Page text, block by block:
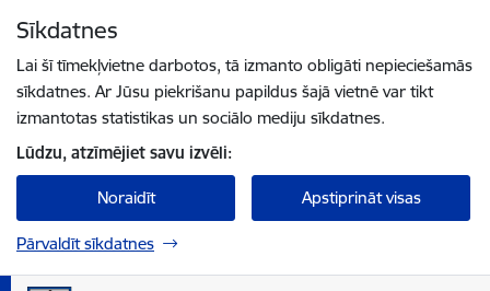
Sīkdatnes
Lai šī tīmekļvietne darbotos, tā izmanto obligāti nepieciešamās
sīkdatnes. Ar Jūsu piekrišanu papildus šajā vietnē var tikt
izmantotas statistikas un sociālo mediju sīkdatnes.
Lūdzu, atzīmējiet savu izvēli:
Noraidīt Apstiprināt visas
Pārvaldīt sīkdatnes